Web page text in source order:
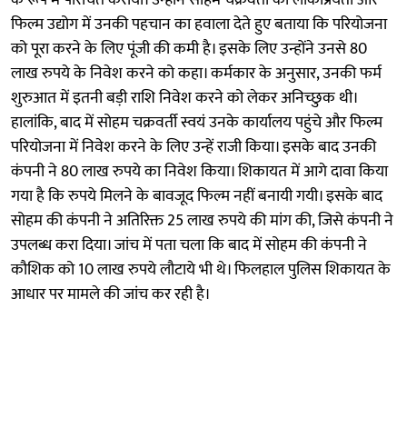
फिल्म उद्योग में उनकी पहचान का हवाला देते हुए बताया कि परियोजना
को पूरा करने के लिए पूंजी की कमी है। इसके लिए उन्होंने उनसे 80
लाख रुपये के निवेश करने को कहा। कर्मकार के अनुसार, उनकी फर्म
शुरुआत में इतनी बड़ी राशि निवेश करने को लेकर अनिच्छुक थी।
हालांकि, बाद में सोहम चक्रवर्ती स्वयं उनके कार्यालय पहुंचे और फिल्म
परियोजना में निवेश करने के लिए उन्हें राजी किया। इसके बाद उनकी
कंपनी ने 80 लाख रुपये का निवेश किया। शिकायत में आगे दावा किया
गया है कि रुपये मिलने के बावजूद फिल्म नहीं बनायी गयी। इसके बाद
सोहम की कंपनी ने अतिरिक्त 25 लाख रुपये की मांग की, जिसे कंपनी ने
उपलब्ध करा दिया। जांच में पता चला कि बाद में सोहम की कंपनी ने
कौशिक को 10 लाख रुपये लौटाये भी थे। फिलहाल पुलिस शिकायत के
आधार पर मामले की जांच कर रही है।